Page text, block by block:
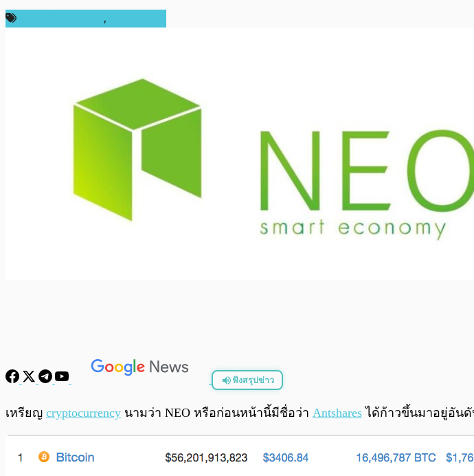
,
ฟังสรุปข่าว
เหรียญ cryptocurrency นามว่า NEO หรือก่อนหน้านี้มีชื่อว่า Antshares ได้ก้าวขึ้นมาอยู่อันดั